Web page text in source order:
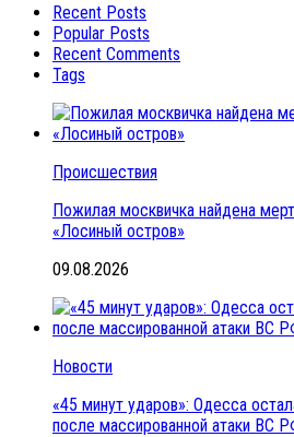
Recent Posts
Popular Posts
Recent Comments
Tags
Происшествия
Пожилая москвичка найдена
«Лосиный остров»
09.08.2026
Новости
«45 минут ударов»: Одесса
после массированной атаки ВС